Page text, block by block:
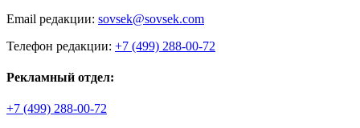
Email редакции: sovsek@sovsek.com
Телефон редакции: +7 (499) 288-00-72
Рекламный отдел:
+7 (499) 288-00-72